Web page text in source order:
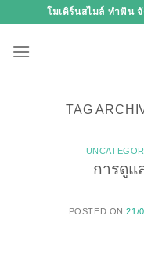
content
โมเดิร์นสไมล์ ทำฟัน
TAG
การดูแ
POSTED ON21/